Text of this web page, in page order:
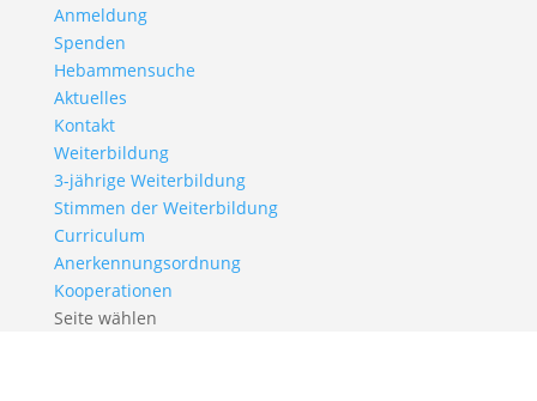
Anmeldung
Spenden
Hebammensuche
Aktuelles
Kontakt
Weiterbildung
3-jährige Weiterbildung
Stimmen der Weiterbildung
Curriculum
Anerkennungsordnung
Kooperationen
Seite wählen